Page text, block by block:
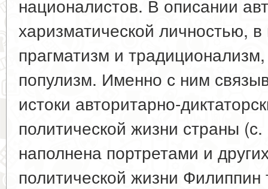
националистов. В описании
харизматической личностью,
прагматизм и
популизм. Именно с ним
истоки авторитарно-
политической жизни страны
наполнена портретами и
политической жизни Филиппин